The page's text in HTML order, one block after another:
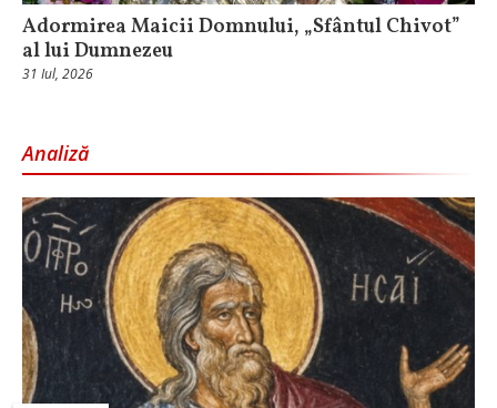
Adormirea Maicii Domnului, „Sfântul Chivot”
al lui Dumnezeu
31 Iul, 2026
Analiză